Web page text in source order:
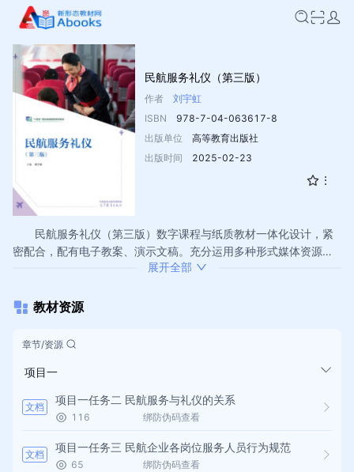
民航服务礼仪（第三版）
作者
刘宇虹
ISBN
978-7-04-063617-8
出版单位
高等教育出版社
出版时间
2025-02-23
民航服务礼仪（第三版）数字课程与纸质教材一体化设计，紧
密配合，配有电子教案、演示文稿。充分运用多种形式媒体资源，
极大地丰富了知识的呈现形式，拓展了教材内容。在提升课程教学
展开全部
教材资源
章节/资源
项目一
文档
项目一任务二 民航服务与礼仪的关系
116 绑防伪码查看
文档
项目一任务三 民航企业各岗位服务人员行为规范
65 绑防伪码查看